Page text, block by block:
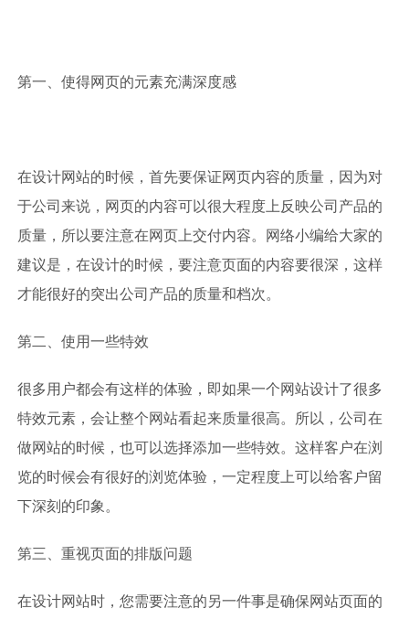
第一、使得网页的元素充满深度感
在设计网站的时候，首先要保证网页内容的质量，因为对
于公司来说，网页的内容可以很大程度上反映公司产品的
质量，所以要注意在网页上交付内容。网络小编给大家的
建议是，在设计的时候，要注意页面的内容要很深，这样
才能很好的突出公司产品的质量和档次。
第二、使用一些特效
很多用户都会有这样的体验，即如果一个网站设计了很多
特效元素，会让整个网站看起来质量很高。所以，公司在
做网站的时候，也可以选择添加一些特效。这样客户在浏
览的时候会有很好的浏览体验，一定程度上可以给客户留
下深刻的印象。
第三、重视页面的排版问题
在设计网站时，您需要注意的另一件事是确保网站页面的